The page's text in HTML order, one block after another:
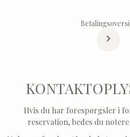
Hvis du har forespørgsler i
reservation, bedes du